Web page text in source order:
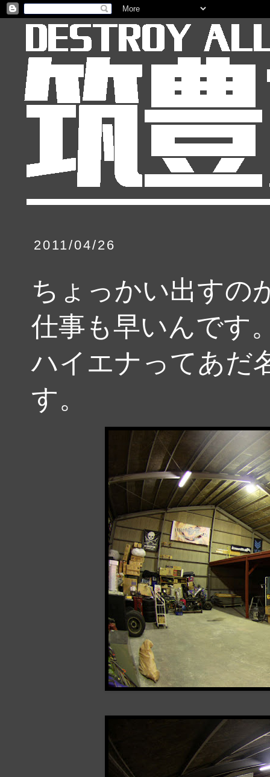
2011/04/26
ちょっかい出すの
仕事も早いんです
ハイエナってあだ
す。